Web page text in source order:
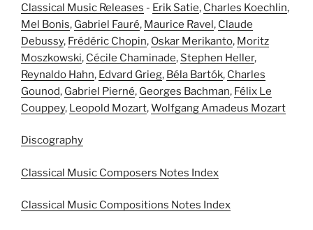
Classical Music Releases - Erik Satie, Charles Koechlin,
Mel Bonis, Gabriel Fauré, Maurice Ravel, Claude
Debussy, Frédéric Chopin, Oskar Merikanto, Moritz
Moszkowski, Cécile Chaminade, Stephen Heller,
Reynaldo Hahn, Edvard Grieg, Béla Bartók, Charles
Gounod, Gabriel Pierné, Georges Bachman, Félix Le
Couppey, Leopold Mozart,Wolfgang Amadeus Mozart
Discography
Classical Music Composers Notes Index
Classical Music Compositions Notes Index